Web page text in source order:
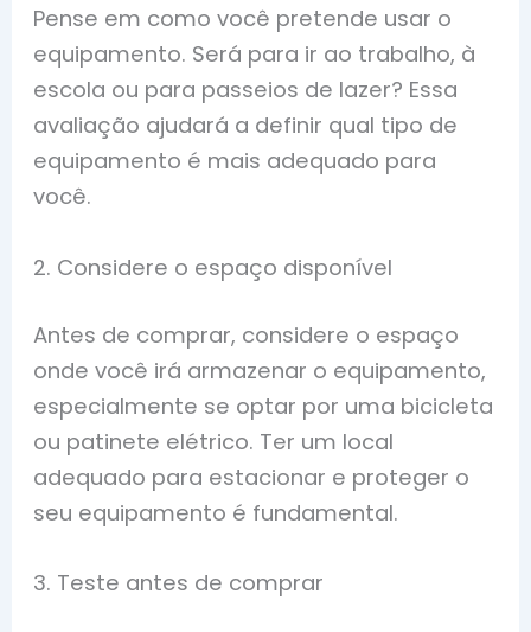
Pense em como você pretende usar o
equipamento. Será para ir ao trabalho, à
escola ou para passeios de lazer? Essa
avaliação ajudará a definir qual tipo de
equipamento é mais adequado para
você.
2. Considere o espaço disponível
Antes de comprar, considere o espaço
onde você irá armazenar o equipamento,
especialmente se optar por uma bicicleta
ou patinete elétrico. Ter um local
adequado para estacionar e proteger o
seu equipamento é fundamental.
3. Teste antes de comprar